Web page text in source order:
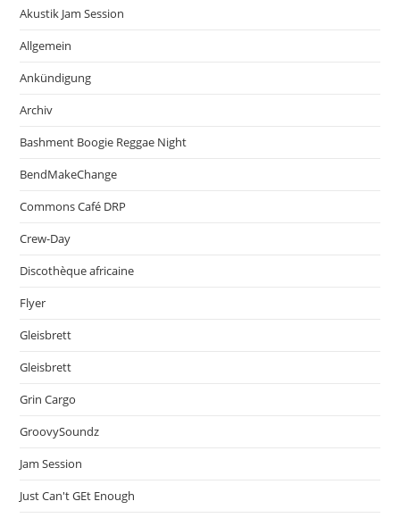
Akustik Jam Session
Allgemein
Ankündigung
Archiv
Bashment Boogie Reggae Night
BendMakeChange
Commons Café DRP
Crew-Day
Discothèque africaine
Flyer
Gleisbrett
Gleisbrett
Grin Cargo
GroovySoundz
Jam Session
Just Can't GEt Enough